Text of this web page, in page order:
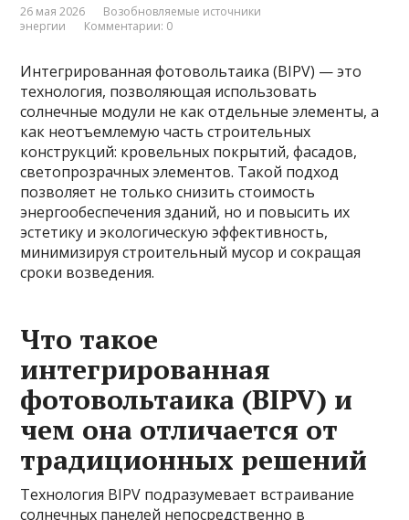
26 мая 2026
Возобновляемые источники
энергии
Комментарии: 0
Интегрированная фотовольтаика (BIPV) — это
технология, позволяющая использовать
солнечные модули не как отдельные элементы, а
как неотъемлемую часть строительных
конструкций: кровельных покрытий, фасадов,
светопрозрачных элементов. Такой подход
позволяет не только снизить стоимость
энергообеспечения зданий, но и повысить их
эстетику и экологическую эффективность,
минимизируя строительный мусор и сокращая
сроки возведения.
Что такое
интегрированная
фотовольтаика (BIPV) и
чем она отличается от
традиционных решений
Технология BIPV подразумевает встраивание
солнечных панелей непосредственно в